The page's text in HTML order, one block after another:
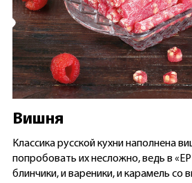
Вишня
Классика русской кухни наполнена
попробовать их несложно, ведь в
блинчики, и вареники, и карамель со